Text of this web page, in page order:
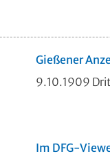
Gießener
9.10.1909
Im DFG-